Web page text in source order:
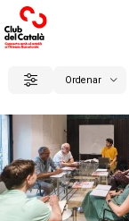
Filtrar Ordenar